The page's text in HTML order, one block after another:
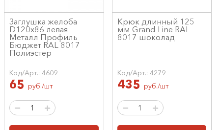
Заглушка желоба
D120х86 левая
Металл Профиль
Бюджет RAL 8017
Полиэстер
Код/Арт.: 4609
65 руб./шт
Крюк длинный 125
мм Grand Line RAL
8017 шоколад
Код/Арт.: 4279
435 руб./шт